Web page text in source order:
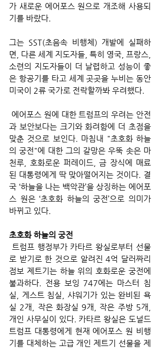
가 새로운 에어포스 원으로 개조해 사용되
기를 바랐다.
그는 SST(초음속 비행체) 개발에 실패하
면, 다른 세계 지도자들, 특히 영국, 프랑스,
소련의 지도자들이 더 날렵하고 성능이 좋
은 항공기를 타고 세계 곳곳을 누비는 동안
미국이 2류 국가로 전락할까봐 우려했다.
과 보안보다는 크기와 화려함에 더 초점을
맞춘 것으로 보인다. 마침내 "초호화 하늘
의 궁전"에 대한 그의 갈망은 우뚝 솟은 마
천루, 호화로운 퍼레이드, 금 장식에 매료
된 대통령에게 딱 맞아떨어지는 것이다. 결
국 ‘하늘을 나는 백악관’을 상징하는 에어포
스 원은 ‘초호화 하늘의 궁전’으로 의미가
바뀌고 있다.
초호화 하늘의 궁전
로 받기로 한 것으로 알려진 4억 달러짜리
점보 제트기는 하늘 위의 호화로운 궁전에
불과하다. 전용 보잉 747에는 마스터 침
실, 게스트 침실, 샤워기가 있는 완비된 욕
실 2개, 작은 화장실 9개, 작은 주방 5개,
개인 사무실이 있다. 카타르 왕실은 도널드
트럼프 대통령에게 현재 에어포스 원 비행
기를 대체하는 고급 개인 제트기 선물을 제